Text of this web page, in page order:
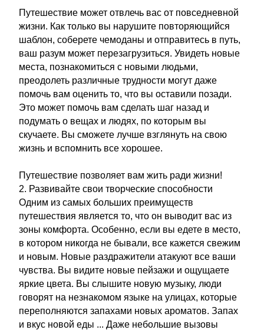
Путешествие может отвлечь вас от повседневной
жизни. Как только вы нарушите повторяющийся
шаблон, соберете чемоданы и отправитесь в путь,
ваш разум может перезагрузиться. Увидеть новые
места, познакомиться с новыми людьми,
преодолеть различные трудности могут даже
помочь вам оценить то, что вы оставили позади.
Это может помочь вам сделать шаг назад и
подумать о вещах и людях, по которым вы
скучаете. Вы сможете лучше взглянуть на свою
жизнь и вспомнить все хорошее.
Путешествие позволяет вам жить ради жизни!
2. Развивайте свои творческие способности
Одним из самых больших преимуществ
путешествия является то, что он выводит вас из
зоны комфорта. Особенно, если вы едете в место,
в котором никогда не бывали, все кажется свежим
и новым. Новые раздражители атакуют все ваши
чувства. Вы видите новые пейзажи и ощущаете
яркие цвета. Вы слышите новую музыку, люди
говорят на незнакомом языке на улицах, которые
переполняются запахами новых ароматов. Запах
и вкус новой еды ... Даже небольшие вызовы